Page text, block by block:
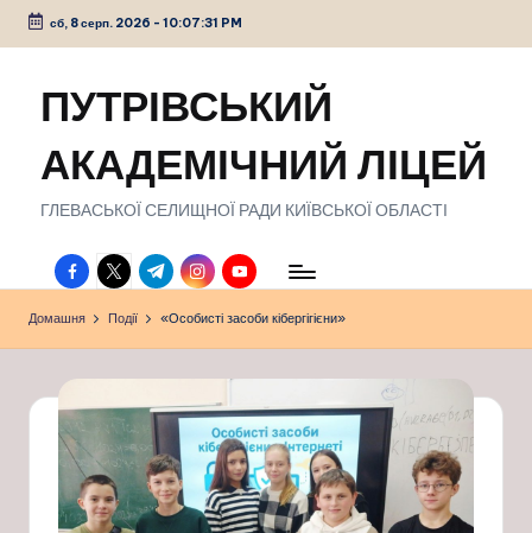
Перейти
сб, 8 серп. 2026 - 10:07:32 PM
ПУТРІВСЬКИЙ
АКАДЕМІЧНИЙ ЛІЦЕЙ
ГЛЕВАСЬКОЇ СЕЛИЩНОЇ РАДИ КИЇВСЬКОЇ ОБЛАСТІ
facebook.com
twitter.com
t.me instagram.com
youtube.com
Домашня Події «Особисті засоби кібергігієни»